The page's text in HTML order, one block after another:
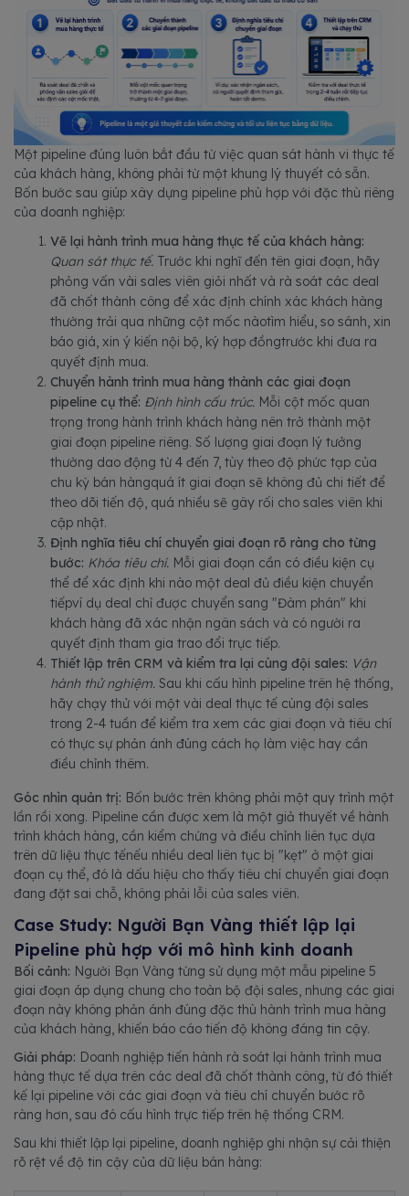
Một pipeline đúng luôn bắt đầu từ việc quan sát hành vi thực tế
của khách hàng, không phải từ một khung lý thuyết có sẵn.
Bốn bước sau giúp xây dựng pipeline phù hợp với đặc thù riêng
của doanh nghiệp:
Vẽ lại hành trình mua hàng thực tế của khách hàng:
Quan sát thực tế. Trước khi nghĩ đến tên giai đoạn, hãy
phỏng vấn vài sales viên giỏi nhất và rà soát các deal
đã chốt thành công để xác định chính xác khách hàng
thường trải qua những cột mốc nàotìm hiểu, so sánh, xin
báo giá, xin ý kiến nội bộ, ký hợp đồngtrước khi đưa ra
quyết định mua.
Chuyển hành trình mua hàng thành các giai đoạn
pipeline cụ thể: Định hình cấu trúc. Mỗi cột mốc quan
trọng trong hành trình khách hàng nên trở thành một
giai đoạn pipeline riêng. Số lượng giai đoạn lý tưởng
thường dao động từ 4 đến 7, tùy theo độ phức tạp của
chu kỳ bán hàngquá ít giai đoạn sẽ không đủ chi tiết để
theo dõi tiến độ, quá nhiều sẽ gây rối cho sales viên khi
cập nhật.
Định nghĩa tiêu chí chuyển giai đoạn rõ ràng cho từng
bước: Khóa tiêu chí. Mỗi giai đoạn cần có điều kiện cụ
thể để xác định khi nào một deal đủ điều kiện chuyển
tiếpví dụ deal chỉ được chuyển sang "Đàm phán" khi
khách hàng đã xác nhận ngân sách và có người ra
quyết định tham gia trao đổi trực tiếp.
Thiết lập trên CRM và kiểm tra lại cùng đội sales: Vận
hành thử nghiệm. Sau khi cấu hình pipeline trên hệ thống,
hãy chạy thử với một vài deal thực tế cùng đội sales
trong 2-4 tuần để kiểm tra xem các giai đoạn và tiêu chí
có thực sự phản ánh đúng cách họ làm việc hay cần
điều chỉnh thêm.
Góc nhìn quản trị: Bốn bước trên không phải một quy trình một
lần rồi xong. Pipeline cần được xem là một giả thuyết về hành
trình khách hàng, cần kiểm chứng và điều chỉnh liên tục dựa
trên dữ liệu thực tếnếu nhiều deal liên tục bị "kẹt" ở một giai
đoạn cụ thể, đó là dấu hiệu cho thấy tiêu chí chuyển giai đoạn
đang đặt sai chỗ, không phải lỗi của sales viên.
Case Study: Người Bạn Vàng thiết lập lại
Pipeline phù hợp với mô hình kinh doanh
Bối cảnh: Người Bạn Vàng từng sử dụng một mẫu pipeline 5
giai đoạn áp dụng chung cho toàn bộ đội sales, nhưng các giai
đoạn này không phản ánh đúng đặc thù hành trình mua hàng
của khách hàng, khiến báo cáo tiến độ không đáng tin cậy.
Giải pháp: Doanh nghiệp tiến hành rà soát lại hành trình mua
hàng thực tế dựa trên các deal đã chốt thành công, từ đó thiết
kế lại pipeline với các giai đoạn và tiêu chí chuyển bước rõ
ràng hơn, sau đó cấu hình trực tiếp trên hệ thống CRM.
Sau khi thiết lập lại pipeline, doanh nghiệp ghi nhận sự cải thiện
rõ rệt về độ tin cậy của dữ liệu bán hàng: